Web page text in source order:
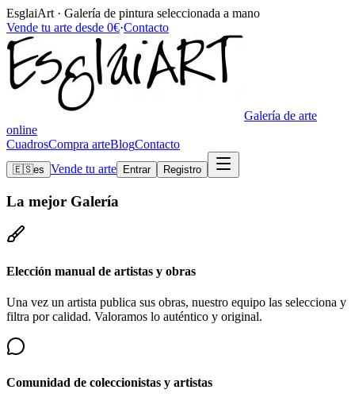
EsglaiArt · Galería de pintura seleccionada a mano
Vende tu arte desde 0€·Contacto
Galería de arte
online
CuadrosCompra arteBlogContacto
🇪🇸es Vende tu arte Entrar Registro
La mejor Galería
Elección manual de artistas y obras
Una vez un artista publica sus obras, nuestro equipo las selecciona y
filtra por calidad. Valoramos lo auténtico y original.
Comunidad de coleccionistas y artistas